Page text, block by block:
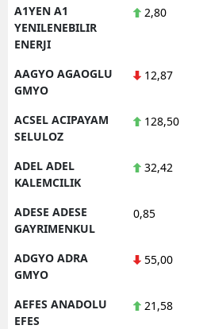
A1YEN A1
YENILENEBILIR
ENERJI
2,80
AAGYO AGAOGLU
GMYO
12,87
ACSEL ACIPAYAM
SELULOZ
128,50
ADEL ADEL
KALEMCILIK
32,42
ADESE ADESE
GAYRIMENKUL
0,85
ADGYO ADRA
GMYO
55,00
AEFES ANADOLU
EFES
21,58